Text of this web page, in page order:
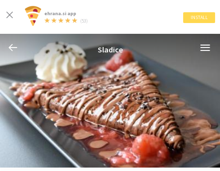
ehrana.si app
(53)
INSTALL
Sladice